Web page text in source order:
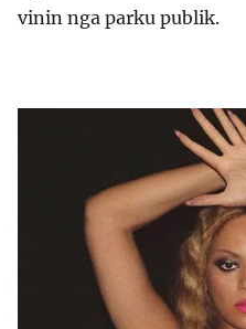
vinin nga parku publik.